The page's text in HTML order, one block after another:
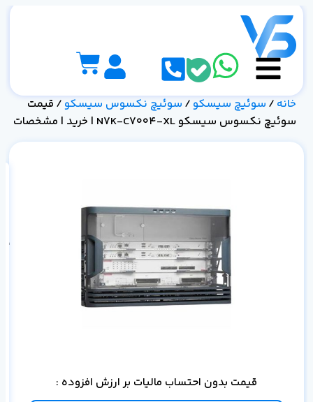
خانه / سوئیچ سیسکو/ سوئیچ نکسوس سیسکو/ قیمت
سوئیچ نکسوس سیسکو N7K-C7004-XL | خرید | مشخصات
قیمت بدون احتساب مالیات بر ارزش افزوده :